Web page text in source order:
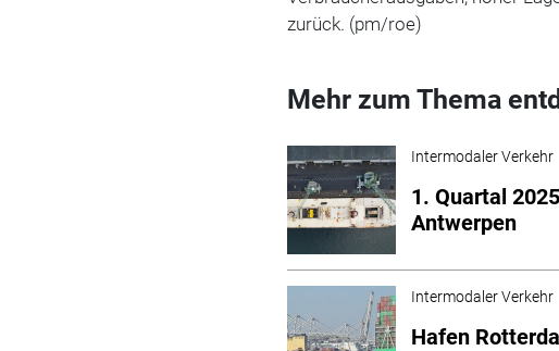
zurück. (pm/roe)
Mehr zum Thema
Intermodaler Verkehr
1. Quartal
Antwerpen
Intermodaler Verkehr
Hafen